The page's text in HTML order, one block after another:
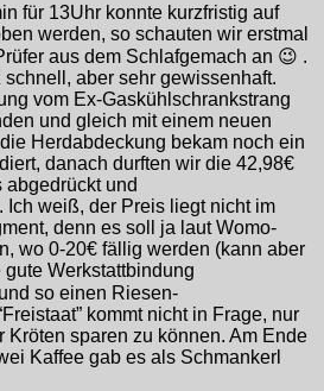
für 13Uhr konnte kurzfristig auf
werden, so schauten wir erstmal
aus dem Schlafgemach an 😉 .
aber sehr gewissenhaft.
vom Ex-Gaskühlschrankstrang
und gleich mit einem neuen
Herdabdeckung bekam noch ein
danach durften wir die 42,98€
und
Ich weiß, der Preis liegt nicht im
denn es soll ja laut Womo-
wo 0-20€ fällig werden (kann aber
Werkstattbindung
so einen Riesen-
kommt nicht in Frage, nur
Kröten sparen zu können. Am Ende
Kaffee gab es als Schmankerl